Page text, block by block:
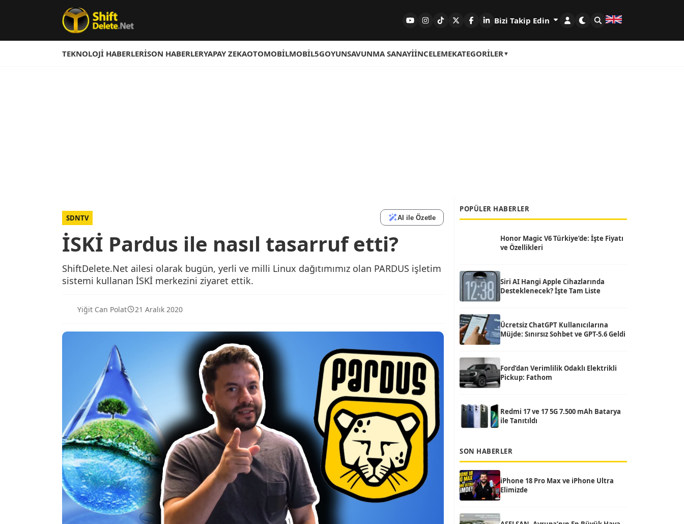
Bizi Takip Edin
TEKNOLOJI HABERLERISON HABERLERYAPAY ZEKAOTOMOBILMOBIL5GOYUNSAVUNMA SANAYIİNCELEMEKATEGORILER
SDNTV AI ile Özetle
İSKİ Pardus ile nasıl tasarruf etti?
ShiftDelete.Net ailesi olarak bugün, yerli ve milli Linux dağıtımımız olan PARDUS işletim
sistemi kullanan İSKİ merkezini ziyaret ettik.
Yiğit Can Polat 21 Aralık 2020
POPÜLER HABERLER
Honor Magic V6 Türkiye’de: İşte Fiyatı
ve Özellikleri
Siri AI Hangi Apple Cihazlarında
Desteklenecek? İşte Tam Liste
Ücretsiz ChatGPT Kullanıcılarına
Müjde: Sınırsız Sohbet ve GPT-5.6 Geldi
Ford’dan Verimlilik Odaklı Elektrikli
Pickup: Fathom
Redmi 17 ve 17 5G 7.500 mAh Batarya
ile Tanıtıldı
SON HABERLER
iPhone 18 Pro Max ve iPhone Ultra
Elimizde